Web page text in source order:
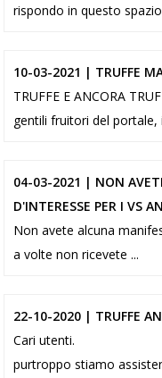
rispondo in questo
10-03-2021 | TRUFFE
TRUFFE E ANCORA
gentili fruitori del portale,
04-03-2021 | NON
D'INTERESSE PER I VS
Non avete alcuna
a volte non ricevete ...
22-10-2020 | TRUFFE
Cari utenti.
purtroppo stiamo